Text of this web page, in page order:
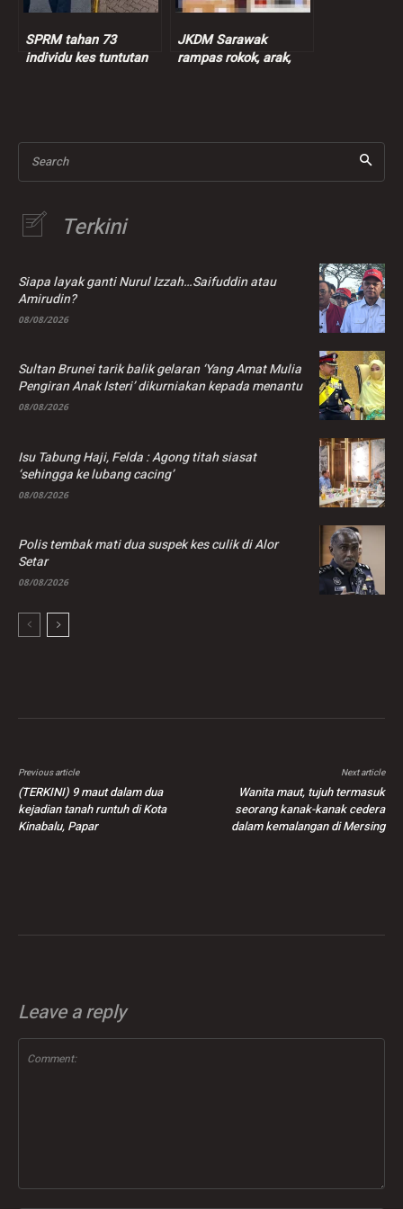
SPRM tahan 73
individu kes tuntutan
JKDM Sarawak
rampas rokok, arak,
Search
Terkini
Siapa layak ganti Nurul Izzah…Saifuddin atau
Amirudin?
08/08/2026
Sultan Brunei tarik balik gelaran ‘Yang Amat Mulia
Pengiran Anak Isteri’ dikurniakan kepada menantu
08/08/2026
Isu Tabung Haji, Felda : Agong titah siasat
‘sehingga ke lubang cacing’
08/08/2026
Polis tembak mati dua suspek kes culik di Alor
Setar
08/08/2026
Previous article
(TERKINI) 9 maut dalam dua
kejadian tanah runtuh di Kota
Kinabalu, Papar
Next article
Wanita maut, tujuh termasuk
seorang kanak-kanak cedera
dalam kemalangan di Mersing
Leave a reply